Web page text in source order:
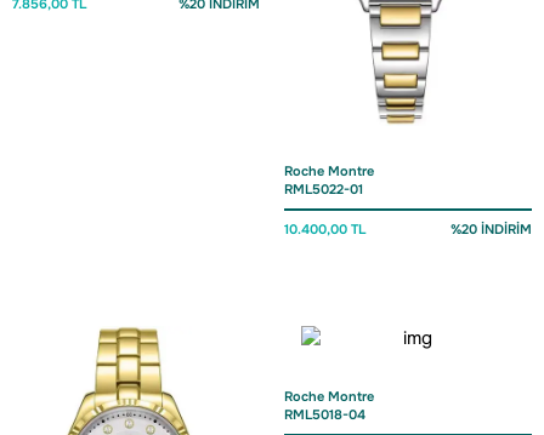
7.856,00 TL %20 İNDİRİM
Roche Montre
RML5022-01
10.400,00 TL %20 İNDİRİM
Roche Montre
RML5018-04